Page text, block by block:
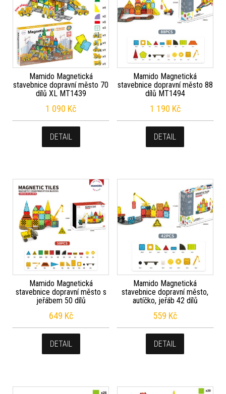
Mamido Magnetická
stavebnice dopravní město 70
dílů XL MT1439
1 090 Kč
DETAIL
Mamido Magnetická
stavebnice dopravní město 88
dílů MT1494
1 190 Kč
DETAIL
Mamido Magnetická
stavebnice dopravní město s
jeřábem 50 dílů
649 Kč
DETAIL
Mamido Magnetická
stavebnice dopravní město,
autíčko, jeřáb 42 dílů
559 Kč
DETAIL